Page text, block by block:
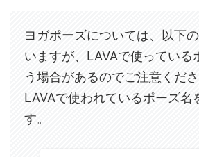
ヨガポーズについては、以下
いますが、LAVAで使っている
う場合があるのでご注意くださ
LAVAで使われているポーズ名
す。